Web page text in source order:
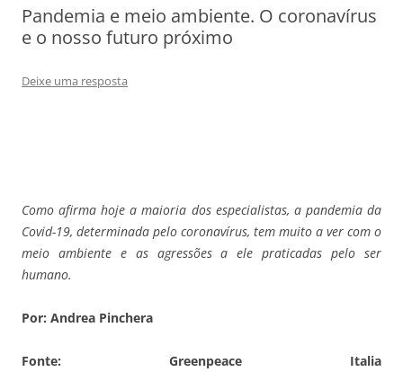
Pandemia e meio ambiente. O coronavírus
e o nosso futuro próximo
Deixe uma resposta
Como afirma hoje a maioria dos especialistas, a pandemia da
Covid-19, determinada pelo coronavírus, tem muito a ver com o
meio ambiente e as agressões a ele praticadas pelo ser
humano.
Por: Andrea Pinchera
Fonte: Greenpeace Italia